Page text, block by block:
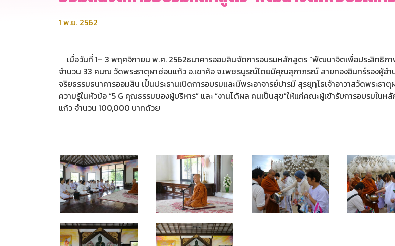
1 พ.ย. 2562
เมื่อวันที่ 1– 3 พฤศจิกายน พ.ศ. 2562ธนาคารออมสินจัดการอบรมหลักสูตร “พัฒนาจิตเพื่อประสิทธิภา
จำนวน 33 คนณ วัดพระธาตุผาซ่อนแก้ว อ.เขาค้อ จ.เพชรบูรณ์โดยมีคุณสุภาภรณ์ สายทองอินทร์รองผู้อำ
จริยธรรมธนาคารออมสิน เป็นประธานเปิดการอบรมและมีพระอาจารย์ปารมี สุรยุทฺโธเจ้าอาวาสวัดพระธ
ความรู้ในหัวข้อ “5 G คุณธรรมของผู้บริหาร” และ “งานได้ผล คนเป็นสุข”ให้แก่คณะผู้เข้ารับการอบรมใ
แก้ว จำนวน 100,000 บาทด้วย